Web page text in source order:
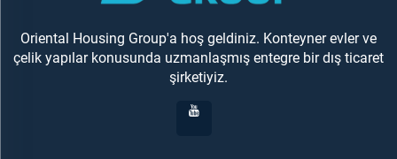
Oriental Housing Group'a hoş geldiniz. Konteyner evler ve
çelik yapılar konusunda uzmanlaşmış entegre bir dış ticaret
şirketiyiz.